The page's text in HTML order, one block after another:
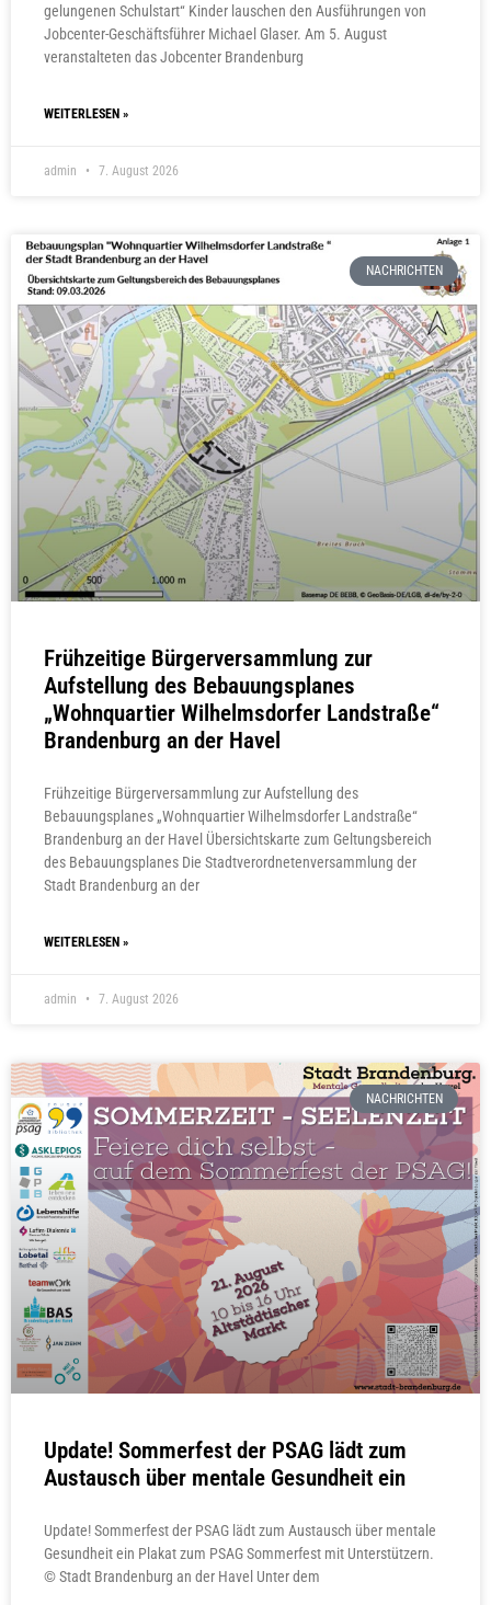
gelungenen Schulstart“ Kinder lauschen den Ausführungen von
Jobcenter-Geschäftsführer Michael Glaser. Am 5. August
veranstalteten das Jobcenter Brandenburg
WEITERLESEN »
admin 7. August 2026
NACHRICHTEN
Frühzeitige Bürgerversammlung zur
Aufstellung des Bebauungsplanes
„Wohnquartier Wilhelmsdorfer Landstraße“
Brandenburg an der Havel
Frühzeitige Bürgerversammlung zur Aufstellung des
Bebauungsplanes „Wohnquartier Wilhelmsdorfer Landstraße“
Brandenburg an der Havel Übersichtskarte zum Geltungsbereich
des Bebauungsplanes Die Stadtverordnetenversammlung der
Stadt Brandenburg an der
WEITERLESEN »
admin 7. August 2026
NACHRICHTEN
Update! Sommerfest der PSAG lädt zum
Austausch über mentale Gesundheit ein
Update! Sommerfest der PSAG lädt zum Austausch über mentale
Gesundheit ein Plakat zum PSAG Sommerfest mit Unterstützern.
© Stadt Brandenburg an der Havel Unter dem